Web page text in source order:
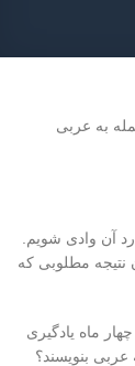
به عربی
آن وادی شویم.
نتیجه‌ مطلوبی که
ماه یادگیری
بنویسند؟